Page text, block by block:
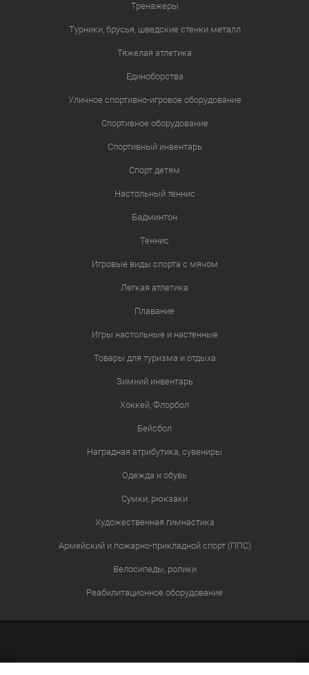
Тренажеры
Турники, брусья, шведские стенки металл
Тяжелая атлетика
Единоборства
Уличное спортивно-игровое оборудование
Спортивное оборудование
Спортивный инвентарь
Спорт детям
Настольный теннис
Бадминтон
Теннис
Игровые виды спорта с мячом
Легкая атлетика
Плавание
Игры настольные и настенные
Товары для туризма и отдыха
Зимний инвентарь
Хоккей, Флорбол
Бейсбол
Наградная атрибутика, сувениры
Одежда и обувь
Сумки, рюкзаки
Художественная гимнастика
Армейский и пожарно-прикладной спорт (ППС)
Велосипеды, ролики
Реабилитационное оборудование